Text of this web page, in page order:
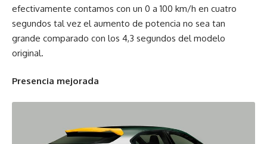
efectivamente contamos con un 0 a 100 km/h en cuatro
segundos tal vez el aumento de potencia no sea tan
grande comparado con los 4,3 segundos del modelo
original.
Presencia mejorada